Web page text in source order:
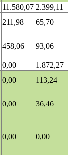
11.580,07 2.399,11
211,98
65,70
458,06 93,06
0,00
1.872,27
0,00
113,24
0,00 36,46
0,00 0,00